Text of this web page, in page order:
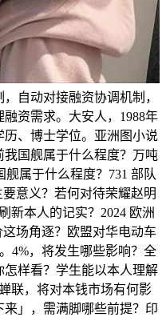
自动对接融资协调机制，
资需求。大安人，1988年
历、博士学位。亚洲图小说
国舰属于什么程度？万吨
属于什么程度？731 部队
意义？若何对待荣耀赵明
新本人的记实？2024 欧洲
场角逐？欧盟对华电动车
4%，将发生哪些影响？全
样看？学生能以本人理解
联，将对本钱市场有何影
」，需满脚哪些前提？印